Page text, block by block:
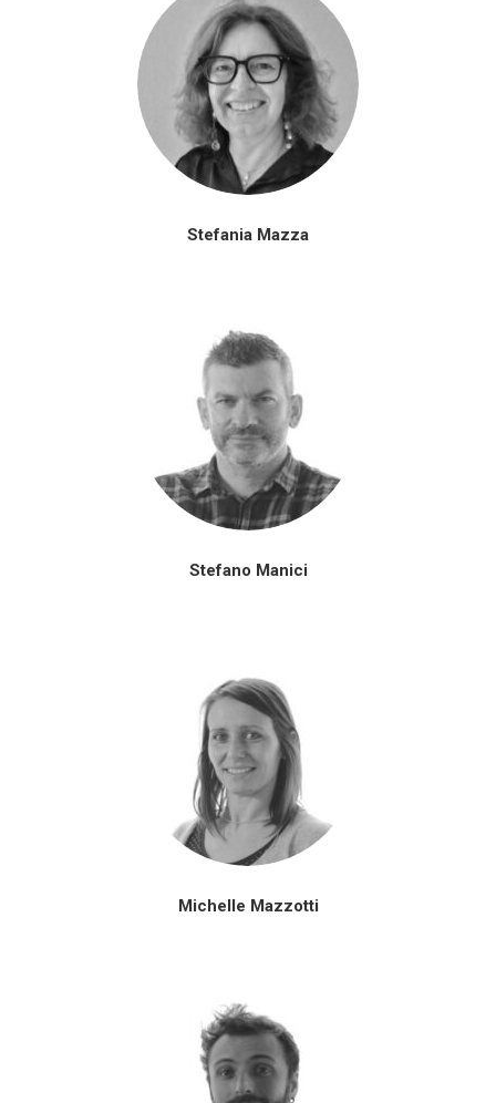
Stefania Mazza
Stefano Manici
Michelle Mazzotti